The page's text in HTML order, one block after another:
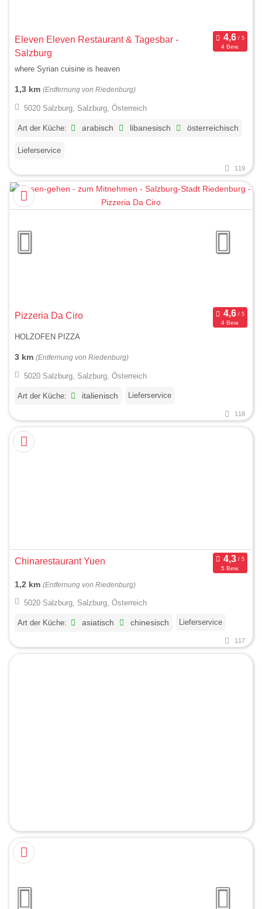
Eleven Eleven Restaurant & Tagesbar -
Salzburg
4 Bew.
where Syrian cuisine is heaven
1,3 km (Entfernung von Riedenburg)
5020 Salzburg, Salzburg, Österreich
Art der Küche: arabisch libanesisch österreichisch
Lieferservice
119
Pizzeria Da Ciro
4 Bew.
HOLZOFEN PIZZA
3 km (Entfernung von Riedenburg)
5020 Salzburg, Salzburg, Österreich
Art der Küche: italienisch Lieferservice
118
Chinarestaurant Yuen
5 Bew.
1,2 km (Entfernung von Riedenburg)
5020 Salzburg, Salzburg, Österreich
Art der Küche: asiatisch chinesisch Lieferservice
117